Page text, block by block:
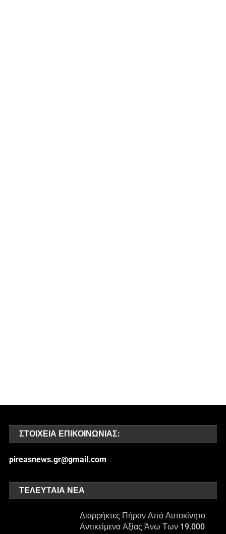
ΣΤΟΙΧΕΊΑ ΕΠΙΚΟΙΝΩΝΊΑΣ:
pireasnews.gr@gmail.com
ΤΕΛΕΥΤΑΊΑ ΝΈΑ
Διαρρήκτες Πήραν Από Αυτοκίνητο
Αντικείμενα Αξίας Άνω Των 19.000